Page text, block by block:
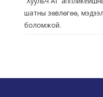
шатны зөвлөгөө,
боломжой.